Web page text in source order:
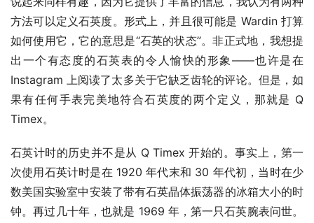
方法可以定义石英度。形式上，并且很可能是 Wardin 打算
如何使用它，它的意思是“石英的状态”。非正式地，我想提
出一个有态度的石英表的令人愉快的形象——也许是在
Instagram 上阅读了太多关于它缺乏齿轮的评论。但是，如
果有任何手表完美地符合石英度的两个定义，那就是 Q
Timex。
石英计时的历史并不是从 Q Timex 开始的。事实上，第一
次使用石英计时是在 1920 年代末和 30 年代初，当时在少
数美国实验室中安装了带有石英晶体振荡器的冰箱大小的时
钟。再过几十年，也就是 1969 年，第一只石英腕表问世。